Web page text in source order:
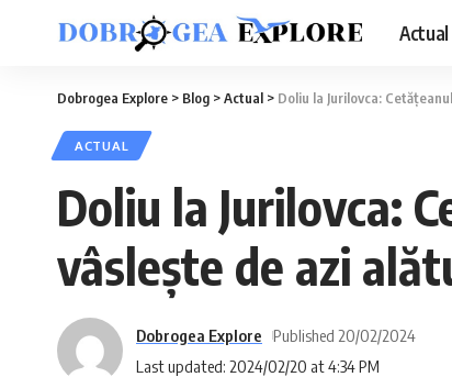
Actual
Dobrogea Explore > Blog >Actual > Doliu la Jurilovca:
ACTUAL
Doliu la Jurilovca:
vâslește de azi
Last updated: 2024/02/20 at 4:34 PM
Dobrogea Explore Published 20/02/2024